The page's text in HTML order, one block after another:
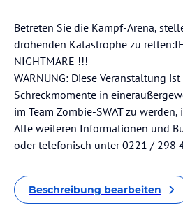
Betreten Sie die Kampf-Arena,
drohenden Katastrophe zu
NIGHTMARE !!!
WARNUNG: Diese Veranstaltung
Schreckmomente in
im Team Zombie-SWAT zu
Alle weiteren Informationen und
oder telefonisch unter 0221 / 298
Beschreibung bearbeiten